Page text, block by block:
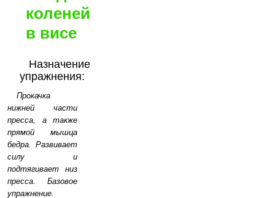
коленей
в висе
Назначение
упражнения:
Прокачка
нижней части
пресса, а также
прямой мышца
бедра. Развивает
силу и
подтягивает низ
пресса. Базовое
упражнение.